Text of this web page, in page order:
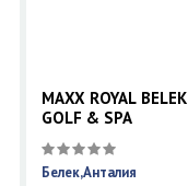
MAXX ROYAL BELEK
GOLF & SPA
Белек,Анталия